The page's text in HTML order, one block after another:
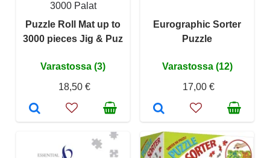
3000 Palat
Puzzle Roll Mat up to
3000 pieces Jig & Puz
Varastossa (3)
18,50 €
Eurographic Sorter
Puzzle
Varastossa (12)
17,00 €